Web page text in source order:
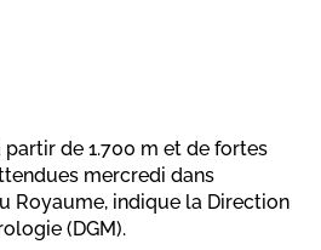
partir de 1.700 m et de fortes
mercredi dans
Royaume, indique la Direction
(DGM).